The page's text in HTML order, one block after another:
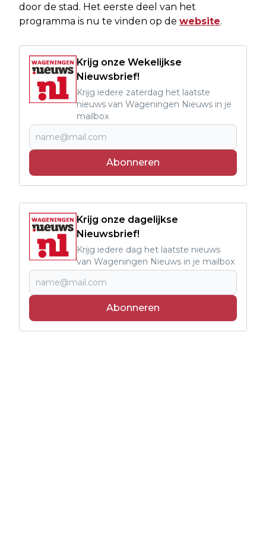
door de stad. Het eerste deel van het
programma is nu te vinden op de website.
Krijg onze Wekelijkse
Nieuwsbrief!
Krijg iedere zaterdag het laatste
nieuws van Wageningen Nieuws in je
mailbox
Abonneren
Krijg onze dagelijkse
Nieuwsbrief!
Krijg iedere dag het laatste nieuws
van Wageningen Nieuws in je mailbox
Abonneren